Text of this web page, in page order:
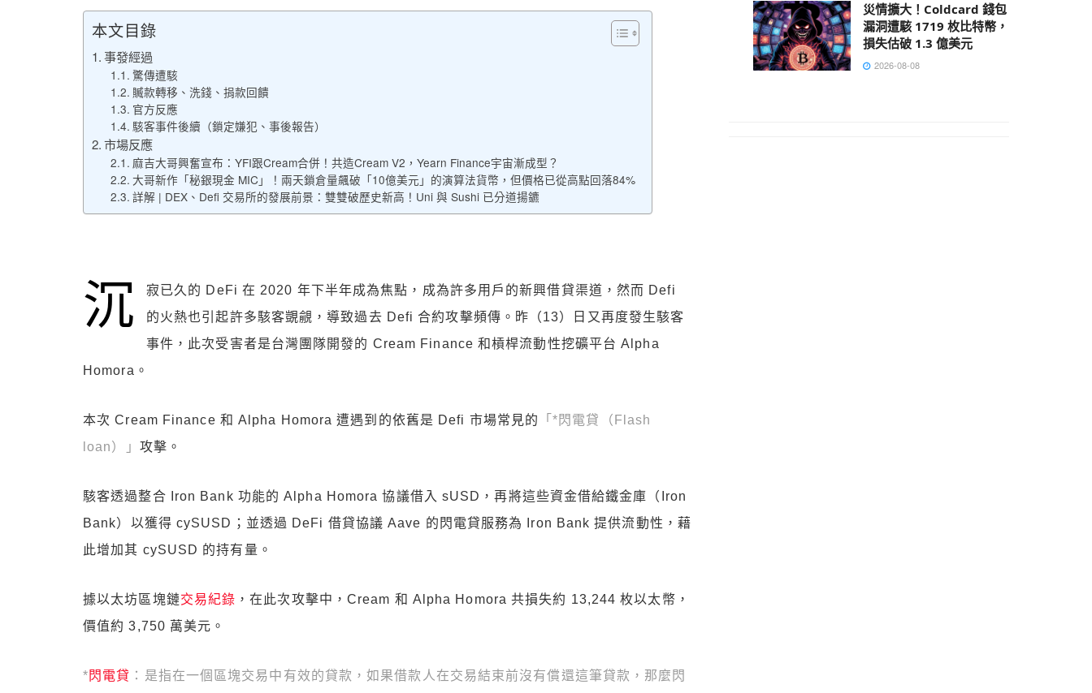
本文目錄
事發經過
驚傳遭駭
贓款轉移、洗錢、捐款回饋
官方反應
駭客事件後續（鎖定嫌犯、事後報告）
市場反應
麻吉大哥興奮宣布：YFI跟Cream合併！共造Cream V2，Yearn Finance宇宙漸成型？
大哥新作「秘銀現金 MIC」！兩天鎖倉量飆破「10億美元」的演算法貨幣，但價格已從高點回落84%
詳解 | DEX、Defi 交易所的發展前景：雙雙破歷史新高！Uni 與 Sushi 已分道揚鑣
沉
寂已久的 DeFi 在 2020 年下半年成為焦點，成為許多用戶的新興借貸渠道，然而 Defi
的火熱也引起許多駭客覬覦，導致過去 Defi 合約攻擊頻傳。昨（13）日又再度發生駭客
事件，此次受害者是台灣團隊開發的 Cream Finance 和槓桿流動性挖礦平台 Alpha
Homora。
本次 Cream Finance 和 Alpha Homora 遭遇到的依舊是 Defi 市場常見的
「*閃電貸（Flash
loan）」 攻擊。
駭客透過整合 Iron Bank 功能的 Alpha Homora 協議借入 sUSD，再將這些資金借給鐵金庫（Iron
Bank）以獲得 cySUSD；並透過 DeFi 借貸協議 Aave 的閃電貸服務為 Iron Bank 提供流動性，藉
此增加其 cySUSD 的持有量。
據以太坊區塊鏈交易紀錄 ，在此次攻擊中，Cream 和 Alpha Homora 共損失約 13,244 枚以太幣，
價值約 3,750 萬美元。
*閃電貸 ：是指在一個區塊交易中有效的貸款，如果借款人在交易結束前沒有償還這筆貸款，那麼閃
災情擴大！Coldcard 錢包
漏洞遭駭 1719 枚比特幣，
損失估破 1.3 億美元
2026-08-08